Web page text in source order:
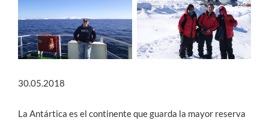
English
30.05.2018
La Antártica es el continente que guarda la mayor reserva